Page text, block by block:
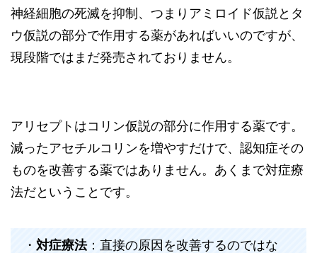
神経細胞の死滅を抑制、つまりアミロイド仮説とタ
ウ仮説の部分で作用する薬があればいいのですが、
現段階ではまだ発売されておりません。
アリセプトはコリン仮説の部分に作用する薬です。
減ったアセチルコリンを増やすだけで、認知症その
ものを改善する薬ではありません。あくまで対症療
法だということです。
・ 対症療法：直接の原因を改善するのではな